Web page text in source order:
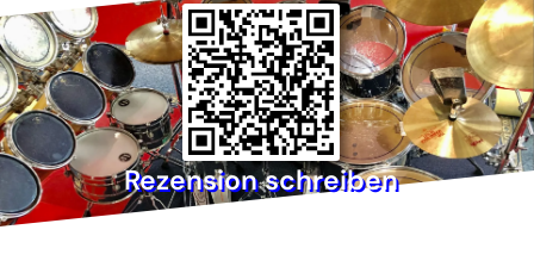
Rezension schreiben